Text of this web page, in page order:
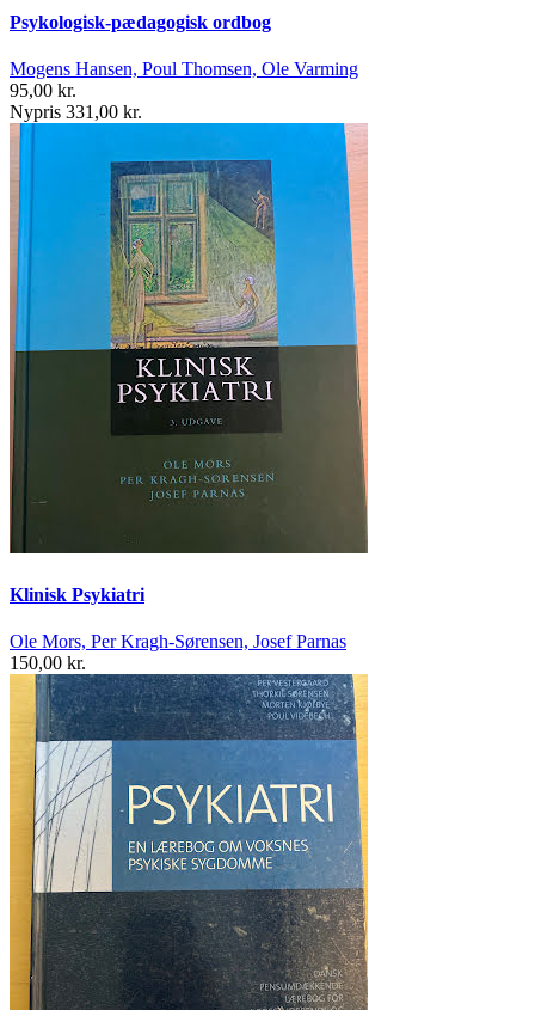
Psykologisk-pædagogisk ordbog
Mogens Hansen, Poul Thomsen, Ole Varming
95,00 kr.
Nypris 331,00 kr.
Klinisk Psykiatri
Ole Mors, Per Kragh-Sørensen, Josef Parnas
150,00 kr.